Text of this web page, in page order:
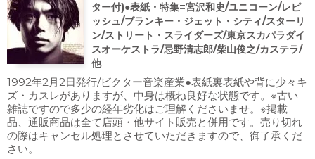
ター付)●表紙・特集=宮沢和史/ユニコーン/レピ
ッシュ/ブランキー・ジェット・シティ/スターリ
ン/ストリート・スライダーズ/東京スカパラダイ
スオーケストラ/忌野清志郎/柴山俊之/カステラ/
他
1992年2月2日発行/ビクター音楽産業●表紙裏表紙や背に少々キ
ズ・カスレがありますが、中身は概ね良好な状態です。※古い
雑誌ですので多少の経年劣化はご理解くださいませ。※掲載
品、通販商品は全て店頭・他サイト販売と併用です。売り切れ
の際はキャンセル処理とさせていただきますので、御了承くだ
さい。